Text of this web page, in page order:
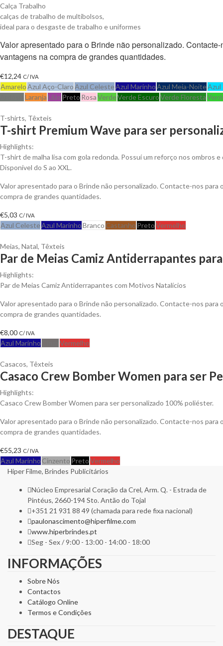
Calça Trabalho
calças de trabalho de multibolsos,
ideal para o desgaste de trabalho e uniformes
Valor apresentado para o Brinde não personalizado.
vantagens na compra de grandes quantidades.
€12,24 C/ IVA
AmareloAzul Aço-ClaroAzul CelesteAzul MarinhoAzul Meia-NoiteAzul
Laranja Lilás Preto RosaVerdeVerde EscuroVerde Floresta
T-shirts, Têxteis
T-shirt Premium Wave para ser
Highlights:
T-shirt de malha lisa com gola redonda. Possuí um reforço nos ombros
Disponível do S ao XXL.
Valor apresentado para o Brinde não personalizado. Contacte-nos para
compra de grandes quantidades.
€5,03 C/ IVA
Azul CelesteAzul MarinhoBranco Castanho PretoVermelho
Meias, Natal, Têxteis
Par de Meias Camiz Antiderrapantes
Highlights:
Par de Meias Camiz Antiderrapantes com Motivos Natalícios
Valor apresentado para o Brinde não personalizado. Contacte-nos para
compra de grandes quantidades.
€8,00 C/ IVA
Azul Marinho Vermelho
Casacos, Têxteis
Casaco Crew Bomber Women para ser
Highlights:
Casaco Crew Bomber Women para ser personalizado 100% poliéster.
Valor apresentado para o Brinde não personalizado. Contacte-nos para
compra de grandes quantidades.
€55,23 C/ IVA
Azul Marinho Cinzento PretoVermelho
Hiper Filme, Brindes Publicitários
Núcleo Empresarial Coração da Crel, Arm. Q. - Estrada de
Pintéus, 2660-194 Sto. Antão do Tojal
+351 21 931 88 49 (chamada para rede fixa nacional)
paulonascimento@hiperfilme.com
www.hiperbrindes.pt
Seg - Sex / 9:00 - 13:00 - 14:00 - 18:00
INFORMAÇÕES
Sobre Nós
Contactos
Catálogo Online
Termos e Condições
DESTAQUE